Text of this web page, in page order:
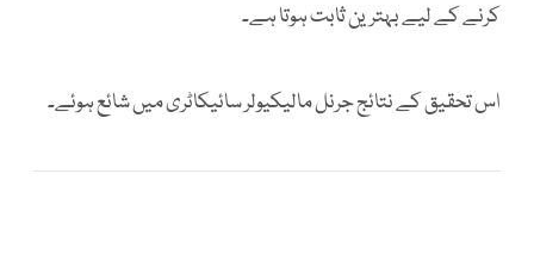
کرنے کے لیے بہترین ثابت ہوتا ہے۔
اس تحقیق کے نتائج جرنل مالیکیولر سائیکاٹری میں شائع ہوئے۔